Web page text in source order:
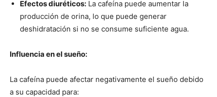
Efectos diuréticos: La cafeína puede aumentar la
producción de orina, lo que puede generar
deshidratación si no se consume suficiente agua.
Influencia en el sueño:
La cafeína puede afectar negativamente el sueño debido
a su capacidad para: